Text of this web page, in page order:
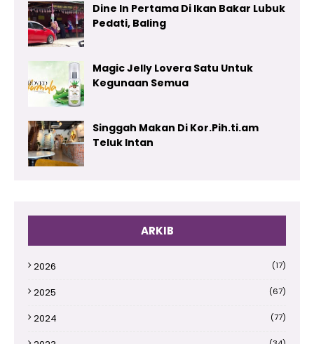
Dine In Pertama Di Ikan Bakar Lubuk
Pedati, Baling
Magic Jelly Lovera Satu Untuk
Kegunaan Semua
Singgah Makan Di Kor.Pih.ti.am
Teluk Intan
ARKIB
2026 (17)
2025 (67)
2024 (77)